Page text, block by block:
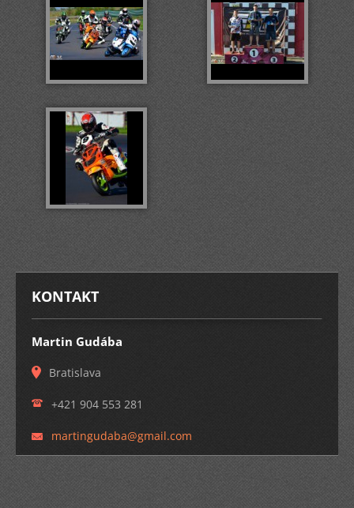
KONTAKT
Martin Gudába
Bratislava
+421 904 553 281
martingudaba@gmail.com